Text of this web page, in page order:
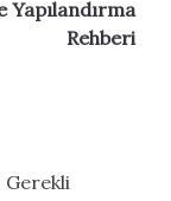
Yapılandırma
Rehberi
Gerekli